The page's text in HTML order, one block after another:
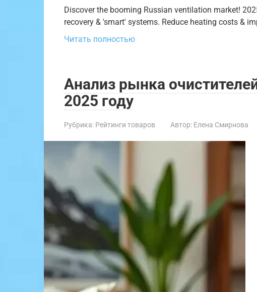
Discover the booming Russian ventilation market!
recovery & 'smart' systems. Reduce heating costs &
Читать полностью
Анализ рынка
2025 году
Рубрика: Рейтинги товаров Автор: Елена Смирнова